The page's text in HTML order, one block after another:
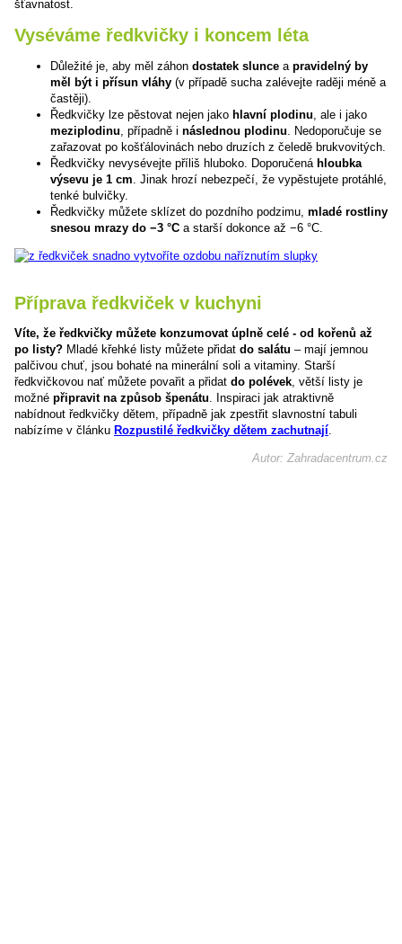
šťavnatost.
Vyséváme ředkvičky i koncem léta
Důležité je, aby měl záhon dostatek slunce a pravidelný by
měl být i přísun vláhy (v případě sucha zalévejte raději méně a
častěji).
Ředkvičky lze pěstovat nejen jako hlavní plodinu , ale i jako
meziplodinu , případně i následnou plodinu . Nedoporučuje se
zařazovat po košťálovinách nebo druzích z čeledě brukvovitých.
Ředkvičky nevysévejte příliš hluboko. Doporučená hloubka
výsevu je 1 cm . Jinak hrozí nebezpečí, že vypěstujete protáhlé,
tenké bulvičky.
Ředkvičky můžete sklízet do pozdního podzimu, mladé rostliny
snesou mrazy do −3 °C a starší dokonce až −6 °C.
Příprava ředkviček v kuchyni
Víte, že ředkvičky můžete konzumovat úplně celé - od kořenů až
po listy? Mladé křehké listy můžete přidat do salátu – mají jemnou
palčivou chuť, jsou bohaté na minerální soli a vitaminy. Starší
ředkvičkovou nať můžete povařit a přidat do polévek , větší listy je
možné připravit na způsob špenátu . Inspiraci jak atraktivně
nabídnout ředkvičky dětem, případně jak zpestřit slavnostní tabuli
nabízíme v článku Rozpustilé ředkvičky dětem zachutnají
Autor: Zahradacentrum.cz